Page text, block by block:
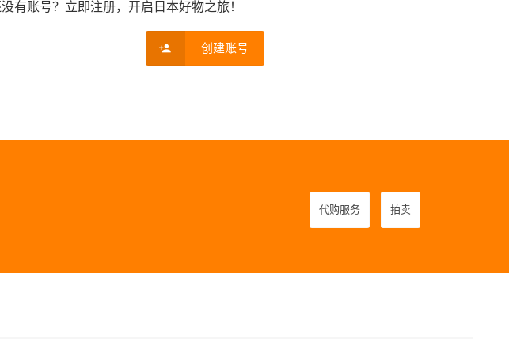
有账号？立即注册，开启日本好物之旅！
创建账号
代购服务 拍卖